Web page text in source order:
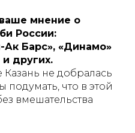
мнение о
России:
Барс», «Динамо»
других.
Казань не добралась
что в этой
вмешательства